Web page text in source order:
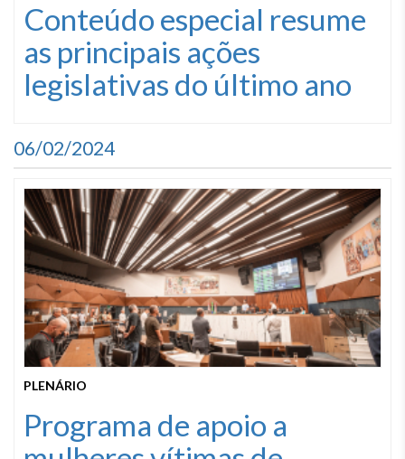
Conteúdo especial resume
as principais ações
legislativas do último ano
06/02/2024
PLENÁRIO
Programa de apoio a